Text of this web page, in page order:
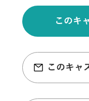
このキ
このキャ